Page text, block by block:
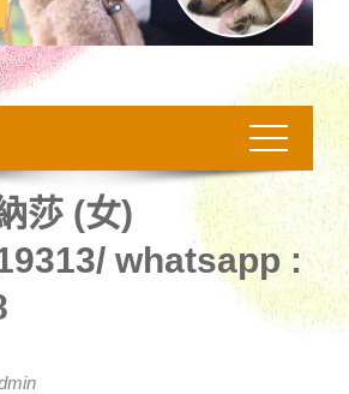
莎 (女)
whatsapp :